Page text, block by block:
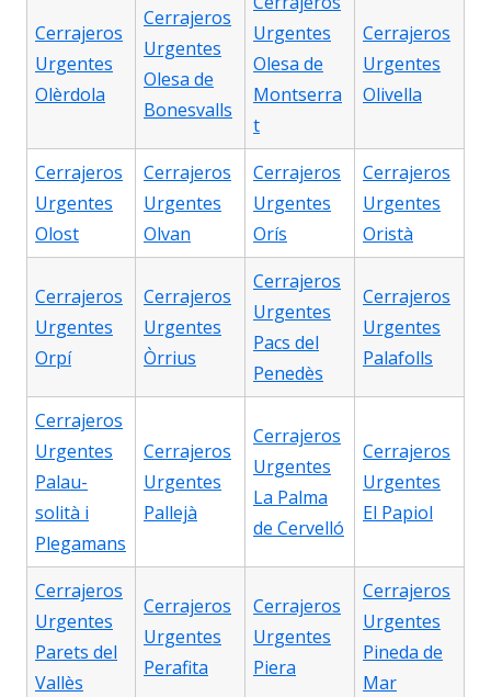
Cerrajeros
Urgentes
Olèrdola
Cerrajeros
Urgentes
Olesa de
Bonesvalls
Urgentes
Olesa de
Montserra
t
Cerrajeros
Urgentes
Olivella
Cerrajeros
Urgentes
Olost
Cerrajeros
Urgentes
Olvan
Cerrajeros
Urgentes
Orís
Cerrajeros
Urgentes
Oristà
Cerrajeros
Urgentes
Orpí
Cerrajeros
Urgentes
Òrrius
Cerrajeros
Urgentes
Pacs del
Penedès
Cerrajeros
Urgentes
Palafolls
Cerrajeros
Urgentes
Palau-
solità i
Plegamans
Cerrajeros
Urgentes
Pallejà
Cerrajeros
Urgentes
La Palma
de Cervelló
Cerrajeros
Urgentes
El Papiol
Cerrajeros
Urgentes
Parets del
Vallès
Cerrajeros
Urgentes
Perafita
Cerrajeros
Urgentes
Piera
Cerrajeros
Urgentes
Pineda de
Mar